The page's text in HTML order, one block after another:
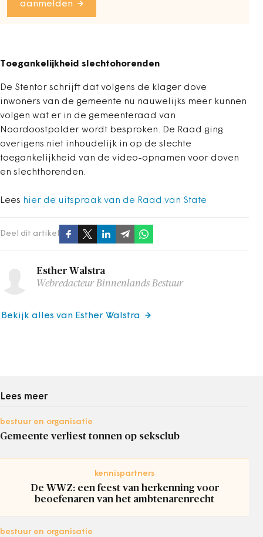
aanmelden
Toegankelijkheid slechtohorenden
De Stentor schrijft dat volgens de klager dove
inwoners van de gemeente nu nauwelijks meer kunnen
volgen wat er in de gemeenteraad van
Noordoostpolder wordt besproken. De Raad ging
overigens niet inhoudelijk in op de slechte
toegankelijkheid van de video-opnamen voor doven
en slechthorenden.
Lees hier de uitspraak van de Raad van State
Deel dit artikel
Esther Walstra
Webredacteur Binnenlands Bestuur
Bekijk alles van Esther Walstra
Lees meer
bestuur en organisatie
Gemeente verliest tonnen op seksclub
kennispartners
De WWZ: een feest van herkenning voor
beoefenaren van het ambtenarenrecht
bestuur en organisatie